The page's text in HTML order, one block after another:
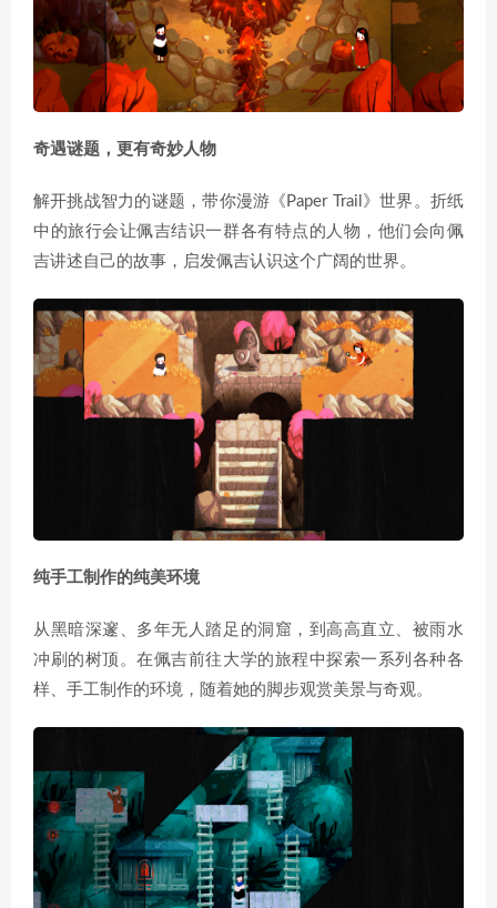
奇遇谜题，更有奇妙人物
解开挑战智力的谜题，带你漫游《Paper Trail》世界。折纸
中的旅行会让佩吉结识一群各有特点的人物，他们会向佩
吉讲述自己的故事，启发佩吉认识这个广阔的世界。
纯手工制作的纯美环境
从黑暗深邃、多年无人踏足的洞窟，到高高直立、被雨水
冲刷的树顶。在佩吉前往大学的旅程中探索一系列各种各
样、手工制作的环境，随着她的脚步观赏美景与奇观。